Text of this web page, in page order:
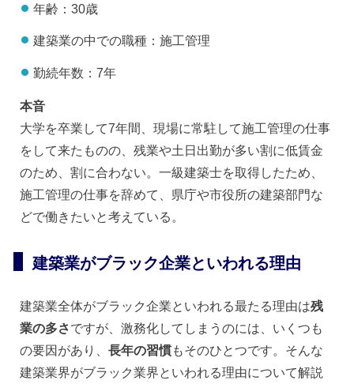
年齢：30歳
建築業の中での職種：施工管理
勤続年数：7年
本音
大学を卒業して7年間、現場に常駐して施工管理の仕事
をして来たものの、残業や土日出勤が多い割に低賃金
のため、割に合わない。一級建築士を取得したため、
施工管理の仕事を辞めて、県庁や市役所の建築部門な
どで働きたいと考えている。
建築業がブラック企業といわれる理由
建築業全体がブラック企業といわれる最たる理由は残
業の多さですが、激務化してしまうのには、いくつも
の要因があり、長年の習慣もそのひとつです。そんな
建築業界がブラック業界といわれる理由について解説